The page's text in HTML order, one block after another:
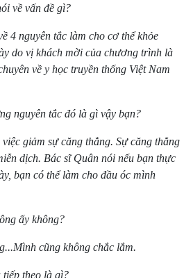
về vấn đề gì?
4 nguyên tắc làm cho cơ thể khỏe
do vị khách mời của chương trình là
về y học truyền thống Việt Nam
nguyên tắc đó là gì vậy bạn?
giảm sự căng thẳng. Sự căng thẳng
dịch. Bác sĩ Quân nói nếu bạn thực
bạn có thể làm cho đầu óc mình
ấy không?
cũng không chắc lắm.
theo là gì?